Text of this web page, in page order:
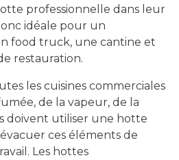
professionnelle dans leur
idéale pour un
food truck, une cantine et
restauration.
les cuisines commerciales
de la vapeur, de la
doivent utiliser une hotte
ces éléments de
Les hottes